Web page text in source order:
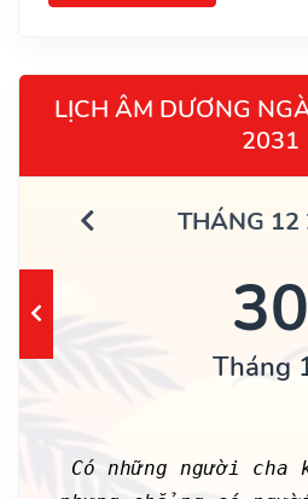
LỊCH ÂM DƯƠNG
2031
THÁNG 12
30
Tháng
Có những người cha